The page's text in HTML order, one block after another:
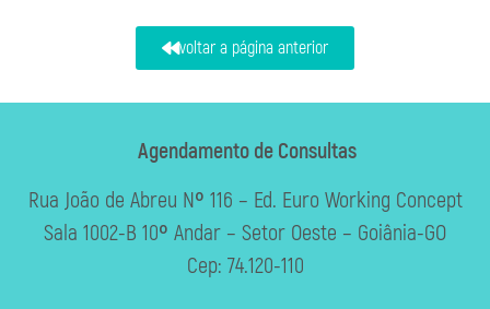
voltar a página anterior
Agendamento de Consultas
Rua João de Abreu Nº 116 – Ed. Euro Working Concept
Sala 1002-B 10º Andar – Setor Oeste – Goiânia-GO
Cep: 74.120-110